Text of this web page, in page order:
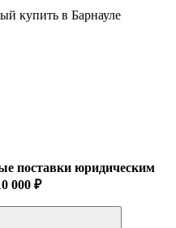
поставки юридическим
000 ₽